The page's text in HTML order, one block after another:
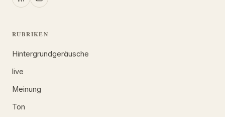
RUBRIKEN
Hintergrundgeräusche
live
Meinung
Ton